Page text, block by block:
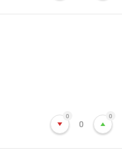
0
0
0